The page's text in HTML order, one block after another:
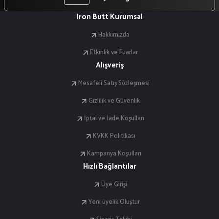
Iron Butt Kurumsal
Hakkımızda
Etkinlik ve Fuarlar
Alışveriş
Mesafeli Satış Sözleşmesi
Gizlilik ve Güvenlik
İptal ve İade Koşulları
KVKK Politikası
Kampanya Koşulları
Hızlı Bağlantılar
Üye Girişi
Yeni üyelik Oluştur